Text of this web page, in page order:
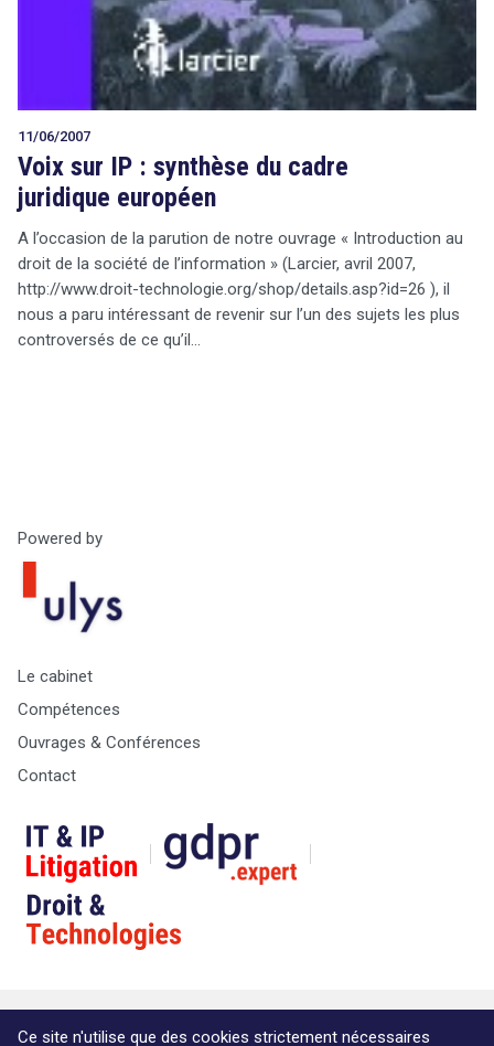
11/06/2007
Voix sur IP : synthèse du cadre
juridique européen
A l’occasion de la parution de notre ouvrage « Introduction au
droit de la société de l’information » (Larcier, avril 2007,
http://www.droit-technologie.org/shop/details.asp?id=26 ), il
nous a paru intéressant de revenir sur l’un des sujets les plus
controversés de ce qu’il…
Powered by
Le cabinet
Compétences
Ouvrages & Conférences
Contact
© Copyright Max & Zoé SPRL - Vie Privée -A propos &
Ce site n'utilise que des cookies strictement nécessaires